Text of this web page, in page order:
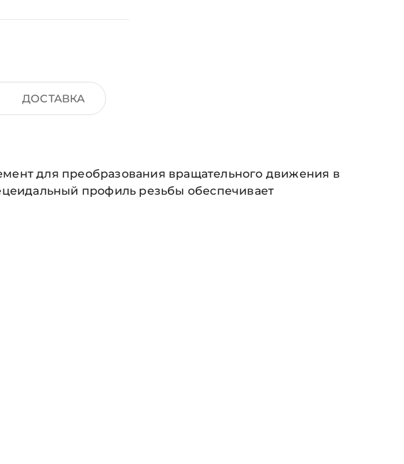
ДОСТАВКА
для преобразования вращательного движения в
профиль резьбы обеспечивает